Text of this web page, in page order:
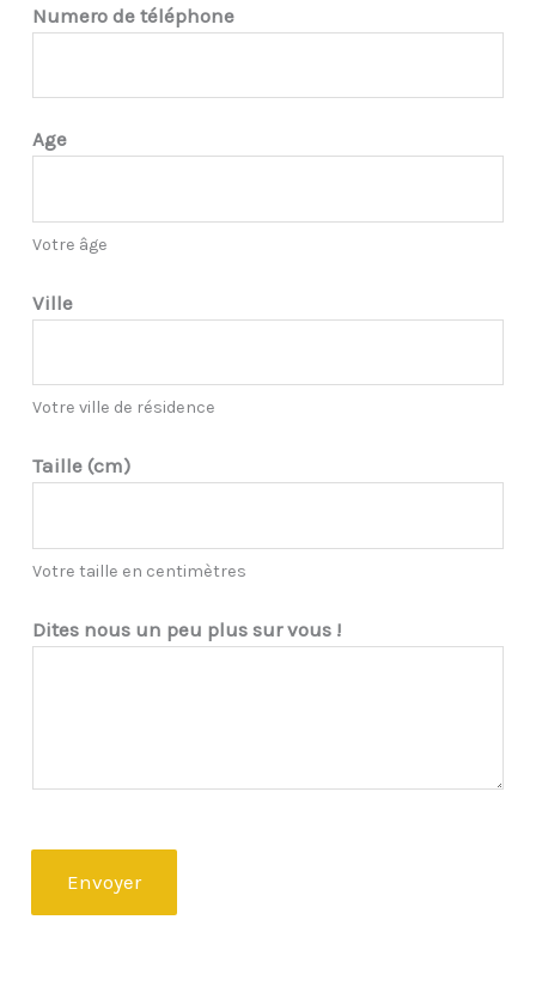
Numero de téléphone
Age
Votre âge
Ville
Votre ville de résidence
Taille (cm)
Votre taille en centimètres
Dites nous un peu plus sur vous !
Envoyer